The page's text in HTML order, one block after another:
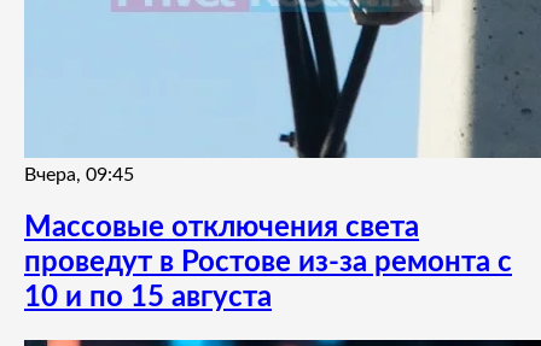
Вчера, 09:45
Массовые отключения света
проведут в Ростове из-за ремонта с
10 и по 15 августа